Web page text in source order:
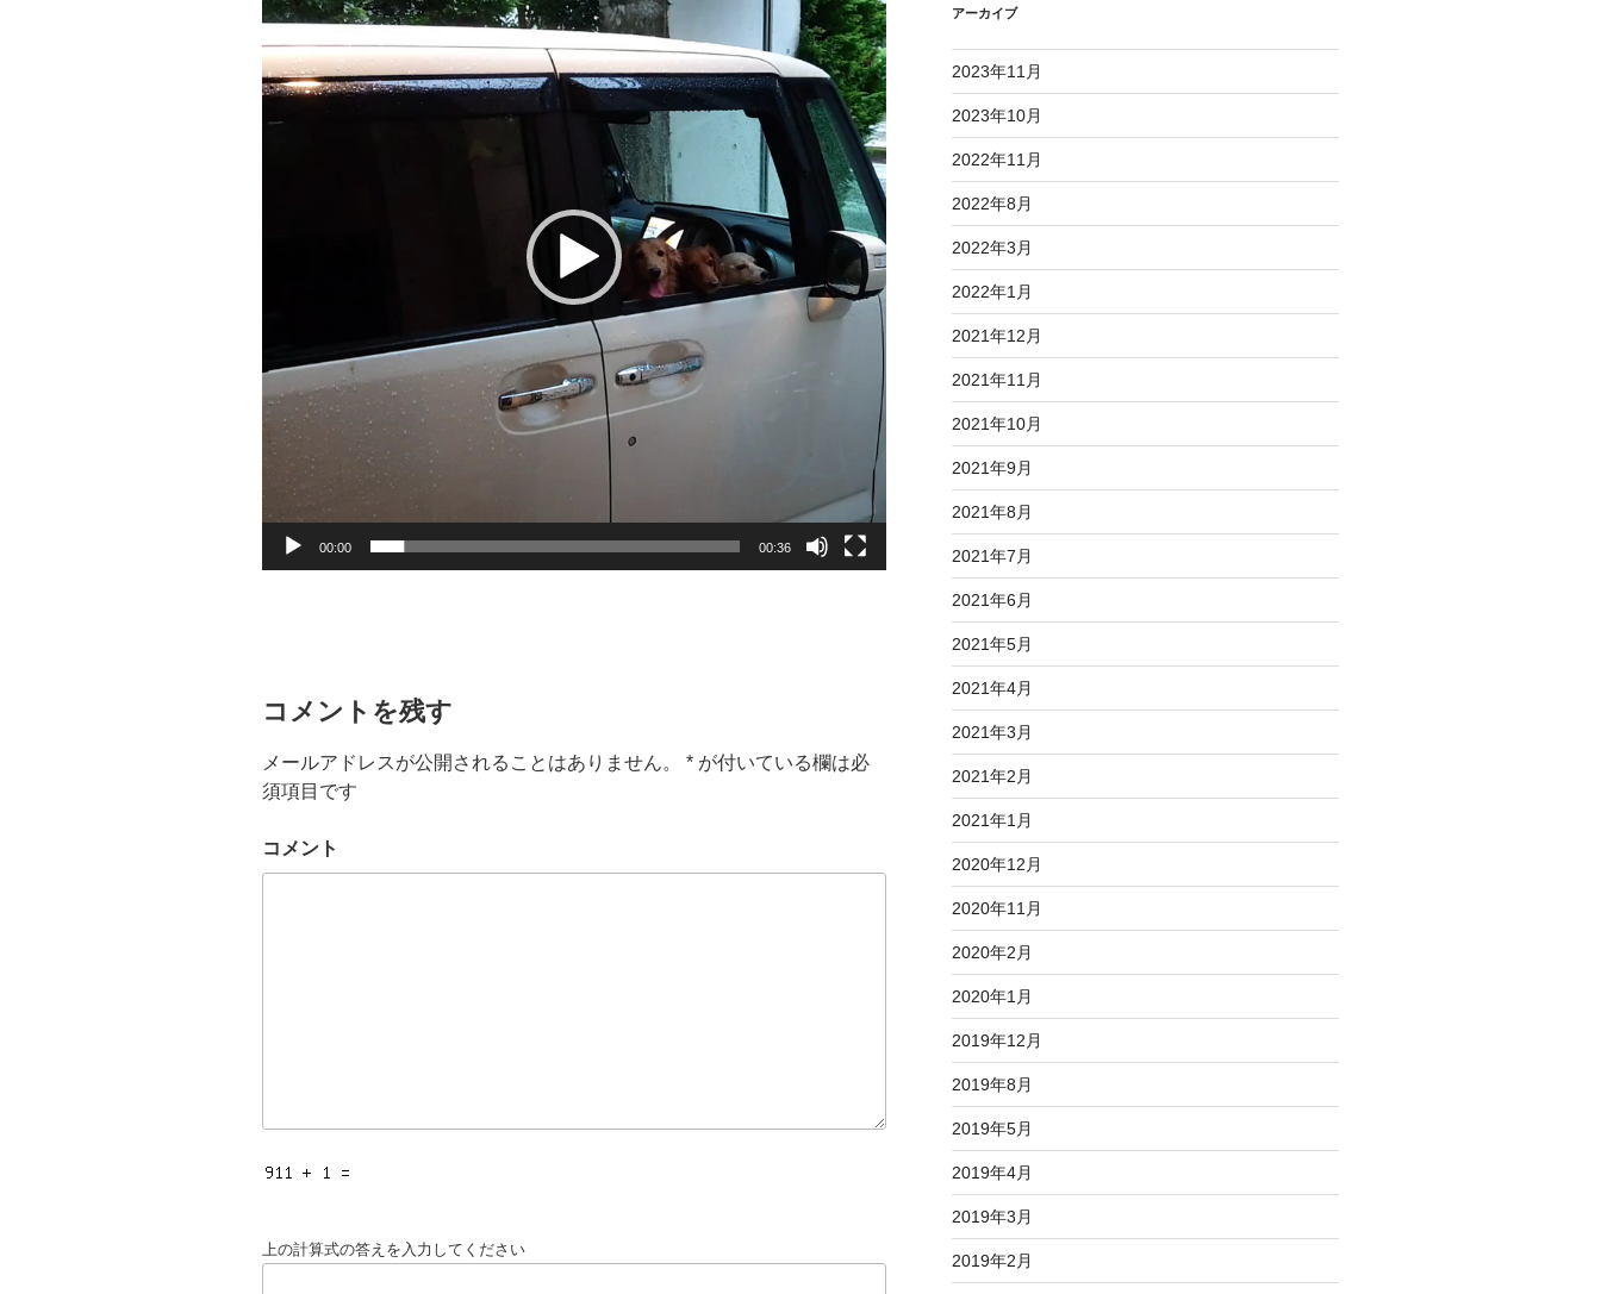
プ
レ
ー
ヤ
ー
00:00 00:36
コメントを残す
メールアドレスが公開されることはありません。 * が付いている欄は必
須項目です
コメント
上の計算式の答えを入力してください
アーカイブ
2023年11月
2023年10月
2022年11月
2022年8月
2022年3月
2022年1月
2021年12月
2021年11月
2021年10月
2021年9月
2021年8月
2021年7月
2021年6月
2021年5月
2021年4月
2021年3月
2021年2月
2021年1月
2020年12月
2020年11月
2020年2月
2020年1月
2019年12月
2019年8月
2019年5月
2019年4月
2019年3月
2019年2月